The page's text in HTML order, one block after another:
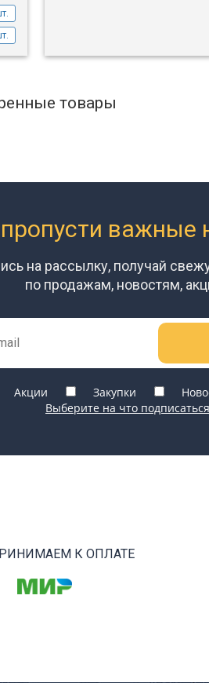
товары
важные
на рассылку, получай
по продажам, новостям,
Акции Закупки
Выберите на что
К ОПЛАТЕ